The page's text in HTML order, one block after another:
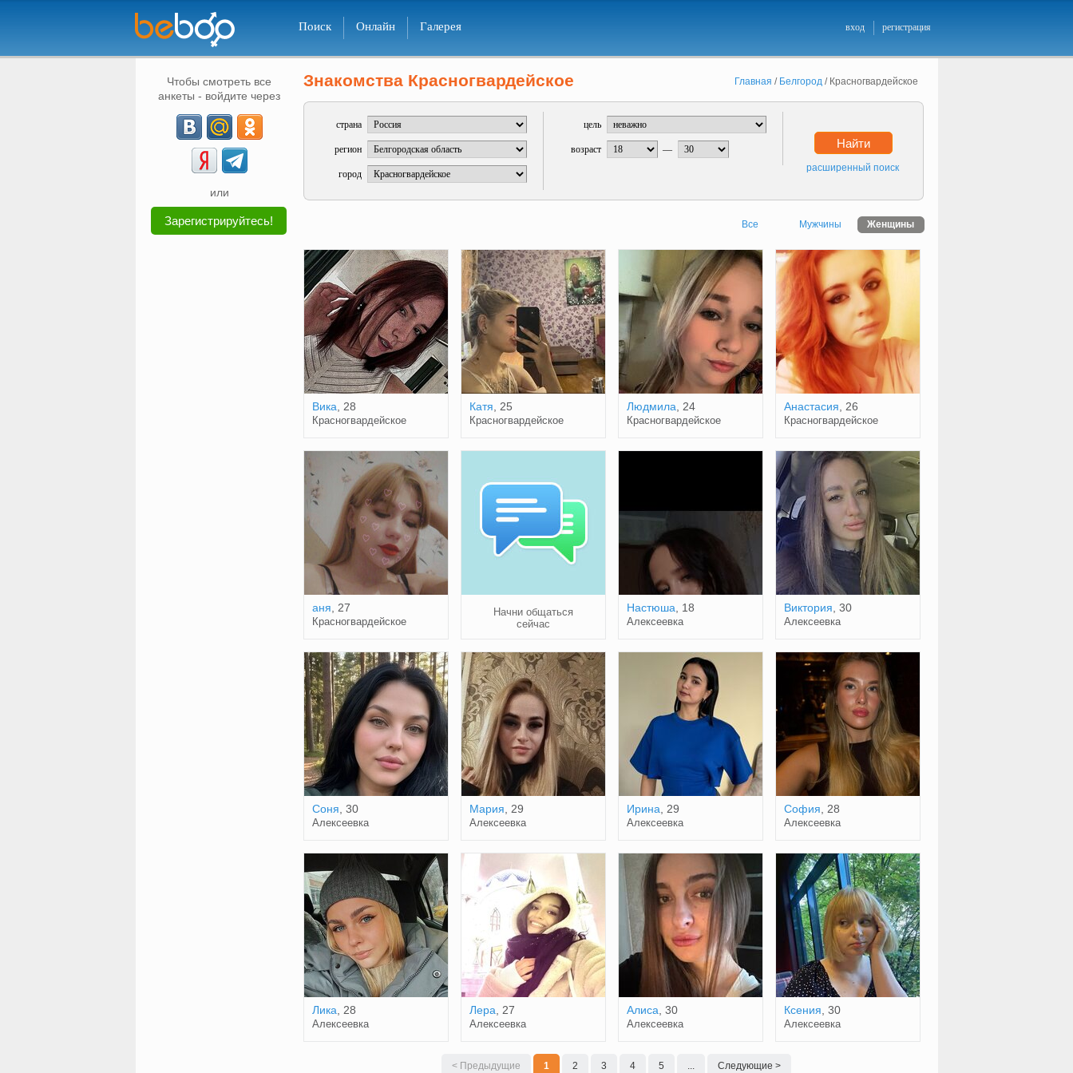
Поиск Онлайн Галерея вход регистрация
Чтобы смотреть все
анкеты - войдите через
или
Зарегистрируйтесь!
Знакомства Красногвардейское Главная / Белгород/ Красногвардейское
страна
регион
город
цель
возраст — Найти
расширенный поиск
Все Мужчины Женщины
Вика , 28
Красногвардейское
Катя , 25
Красногвардейское
Людмила , 24
Красногвардейское
Анастасия , 26
Красногвардейское
аня , 27
Красногвардейское
Начни общаться
сейчас
Настюша , 18
Алексеевка
Виктория , 30
Алексеевка
Соня , 30
Алексеевка
Мария , 29
Алексеевка
Ирина , 29
Алексеевка
София , 28
Алексеевка
Лика , 28
Алексеевка
Лера , 27
Алексеевка
Алиса , 30
Алексеевка
Ксения , 30
Алексеевка
< Предыдущие 1 2 3 4 5 ... Следующие >